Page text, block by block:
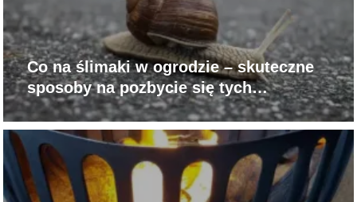
Co na ślimaki w ogrodzie – skuteczne
sposoby na pozbycie się tych
szkodników